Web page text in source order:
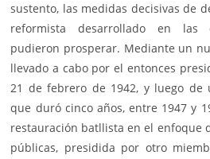
sustento, las medidas decisivas de
reformista desarrollado en las
pudieron prosperar. Mediante un
llevado a cabo por el entonces
21 de febrero de 1942, y luego de
que duró cinco años, entre 1947 y
restauración batllista en el enfoque
públicas, presidida por otro